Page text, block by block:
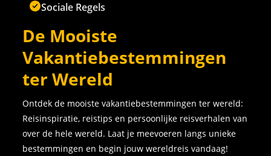
Sociale Regels
De Mooiste
Vakantiebestemmingen
ter Wereld
Ontdek de mooiste vakantiebestemmingen ter wereld:
Reisinspiratie, reistips en persoonlijke reisverhalen van
over de hele wereld. Laat je meevoeren langs unieke
bestemmingen en begin jouw wereldreis vandaag!